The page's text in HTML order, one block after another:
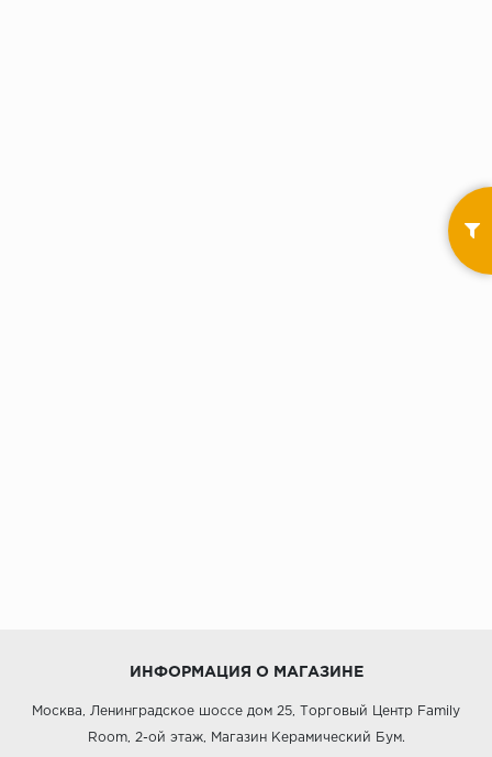
ИНФОРМАЦИЯ О МАГАЗИНЕ
Москва, Ленинградское шоссе дом 25, Торговый Центр Family
Room, 2-ой этаж, Магазин Керамический Бум.